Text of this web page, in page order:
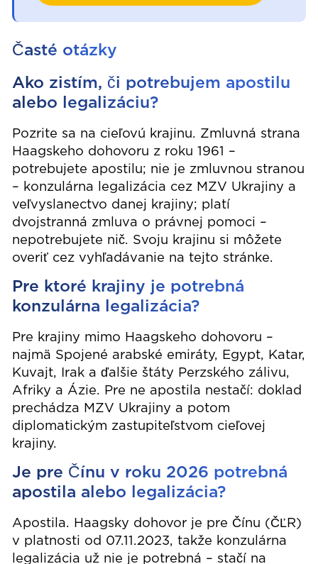
Časté otázky
Ako zistím, či potrebujem apostilu
alebo legalizáciu?
Pozrite sa na cieľovú krajinu. Zmluvná strana
Haagskeho dohovoru z roku 1961 –
potrebujete apostilu; nie je zmluvnou stranou
– konzulárna legalizácia cez MZV Ukrajiny a
veľvyslanectvo danej krajiny; platí
dvojstranná zmluva o právnej pomoci –
nepotrebujete nič. Svoju krajinu si môžete
overiť cez vyhľadávanie na tejto stránke.
Pre ktoré krajiny je potrebná
konzulárna legalizácia?
Pre krajiny mimo Haagskeho dohovoru –
najmä Spojené arabské emiráty, Egypt, Katar,
Kuvajt, Irak a ďalšie štáty Perzského zálivu,
Afriky a Ázie. Pre ne apostila nestačí: doklad
prechádza MZV Ukrajiny a potom
diplomatickým zastupiteľstvom cieľovej
krajiny.
Je pre Čínu v roku 2026 potrebná
apostila alebo legalizácia?
Apostila. Haagsky dohovor je pre Čínu (ČĽR)
v platnosti od 07.11.2023, takže konzulárna
legalizácia už nie je potrebná – stačí na